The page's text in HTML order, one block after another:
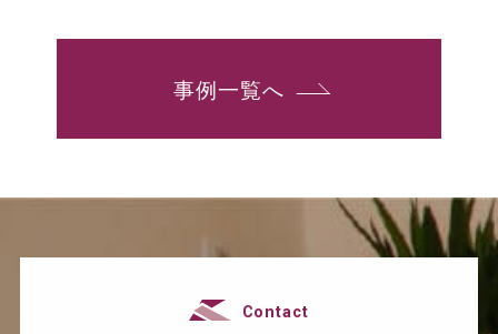
事例一覧へ
Contact